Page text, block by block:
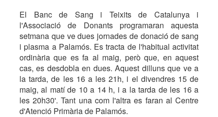
El Banc de Sang i Teixits de Catalunya i
l'Associació de Donants programaran aquesta
setmana que ve dues jornades de donació de sang
i plasma a Palamós. Es tracta de l'habitual activitat
ordinària que es fa al maig, però que, en aquest
cas, es desdobla en dues. Aquest dilluns que ve a
la tarda, de les 16 a les 21h, i el divendres 15 de
maig, al matí de 10 a 14 h, i a la tarda de les 16 a
les 20h30'. Tant una com l'altra es faran al Centre
d'Atenció Primària de Palamós.